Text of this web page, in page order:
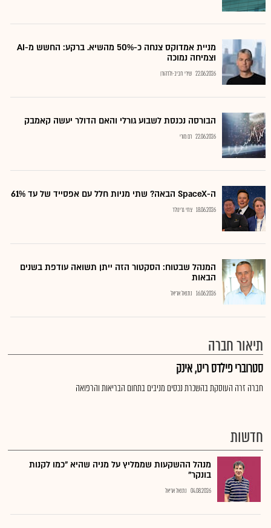
מניית אמדוקס צנחה כ-50% מהשיא. ברקע: החשש מ-AI
וצמיחה נמוכה
22.06.2026 שירי חביב-ולדהורן
הבורסה נכנסת לשבוע גורלי והאם הדולר יעשה קאמבק
22.06.2026 רם מורי
ה-SpaceX הבאה? שתי מניות חלל עם אפסייד של עד 61%
18.06.2026 צחי גרינולד
המנהל שבטוח: הסקטור הזה ייתן תשואה עודפת בשנים
הבאות
16.06.2026 נתנאל אריאל
תיאור חברה
סטרוברי פילדס ריט, אינק
חברה זרה העוסקת בהשכרת נכסים מניבים בתחום הבריאות והרפואה
חדשות
מנהל ההשקעות שממליץ על מניה שהיא "כמו לקנות
בונקר"
04.08.2026 נתנאל אריאל